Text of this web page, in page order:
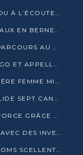
JOSEPH KIGNOUMBI KIA MBOUNGOU À L’ÉCOUTE DE TALANGAÏ
DÉCÈS DE FIRMIN AYESSA : DRAPEAUX EN BERNE LUNDI
PR. AIMÉ CHRISTIAN KAYATH : UN PARCOURS AU SERVICE DE LA RECHERCHE ET DE L’INNOVATION
L’OMS SALUE LA RIPOSTE DU CONGO ET APPELLE À DES RÉFORMES DURABLES
HOMMAGES OFFICIELS À LA PREMIÈRE FEMME MINISTRE DU CONGO
LA COUR CONSTITUTIONNELLE VALIDE SEPT CANDIDATURES POUR LA PRÉSIDENTIELLE
CONNECTIVITÉ LE CONGO SE RENFORCE GRÂCE AU CÂBLE 2AFRICA
SÉNAT : PIERRE NGOLO ÉCHANGE AVEC DES INVESTISSEURS DU NUMÉRIQUE
SANTÉ : LA FONDATION SNPC ET L’OMS SCELLENT UN PARTENARIAT STRATÉGIQUE DE TROIS ANS